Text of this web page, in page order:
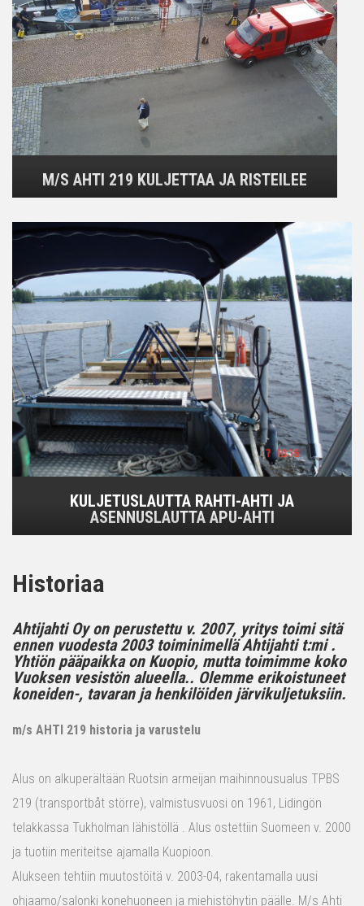
M/S AHTI 219 KULJETTAA JA RISTEILEE
KULJETUSLAUTTA RAHTI-AHTI JA
ASENNUSLAUTTA APU-AHTI
Historiaa
Ahtijahti Oy on perustettu v. 2007, yritys toimi sitä
ennen vuodesta 2003 toiminimellä Ahtijahti t:mi .
Yhtiön pääpaikka on Kuopio, mutta toimimme koko
Vuoksen vesistön alueella.. Olemme erikoistuneet
koneiden-, tavaran ja henkilöiden järvikuljetuksiin.
m/s AHTI 219 historia ja varustelu
Alus on alkuperältään Ruotsin armeijan maihinnousualus TPBS
219 (transportbåt större), valmistusvuosi on 1961, Lidingön
telakkassa Tukholman lähistöllä . Alus ostettiin Suomeen v. 2000
ja tuotiin meriteitse ajamalla Kuopioon.
Alukseen tehtiin muutostöitä v. 2003-04, rakentamalla uusi
ohjaamo/salonki konehuoneen ja miehistöhytin päälle. M/s Ahti